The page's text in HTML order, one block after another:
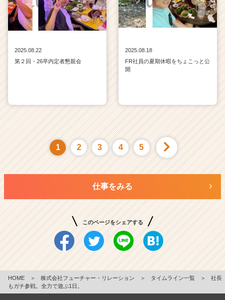
2025.08.22
第２回・26卒内定者懇親会
2025.08.18
FR社員の夏期休暇をちょこっと公
開
1 2 3 4 5
仕事をみる
このページをシェアする
HOME ＞ 株式会社フューチャー・リレーション ＞ タイムライン一覧 ＞
社長
もガチ参戦。全力で遊ぶ1日。